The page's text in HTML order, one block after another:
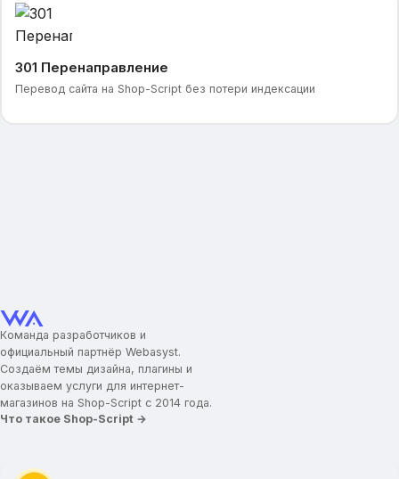
301 Перенаправление
Перевод сайта на Shop-Script без потери индексации
Команда разработчиков и
официальный партнёр Webasyst.
Создаём темы дизайна, плагины и
оказываем услуги для интернет-
магазинов на Shop-Script с 2014 года.
Что такое Shop-Script →